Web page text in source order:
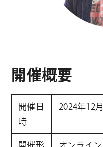
開催概要
開催日
時
2024年12
開催形
オンライ